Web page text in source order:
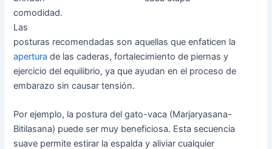
comodidad.
Las
posturas recomendadas son aquellas que enfaticen la
apertura de las caderas, fortalecimiento de piernas y
ejercicio del equilibrio, ya que ayudan en el proceso de
embarazo sin causar tensión.
Por ejemplo, la postura del gato-vaca (Marjaryasana-
Bitilasana) puede ser muy beneficiosa. Esta secuencia
suave permite estirar la espalda y aliviar cualquier